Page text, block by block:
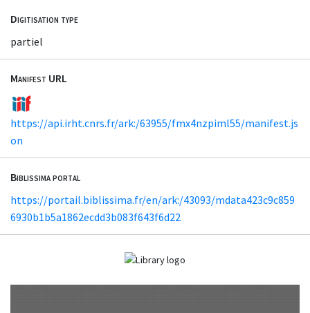
Digitisation type
partiel
Manifest URL
https://api.irht.cnrs.fr/ark:/63955/fmx4nzpiml55/manifest.js
on
Biblissima portal
https://portail.biblissima.fr/en/ark:/43093/mdata423c9c859
6930b1b5a1862ecdd3b083f643f6d22